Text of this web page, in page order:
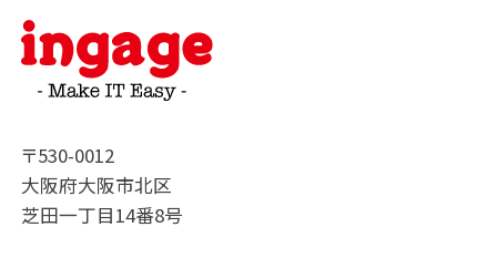
〒530-0012
大阪府大阪市北区
芝田一丁目14番8号